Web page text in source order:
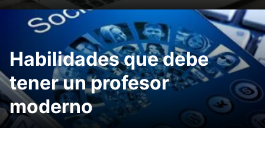
Habilidades que debe
tener un profesor
moderno